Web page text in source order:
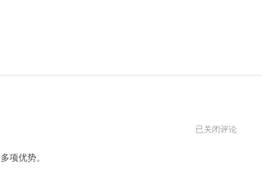
h3c
已关闭评论
优势。